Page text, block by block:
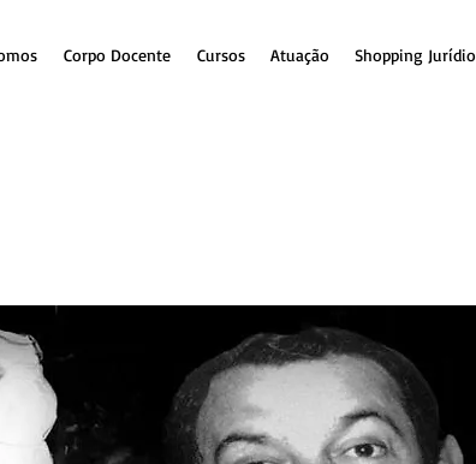
Corpo Docente Cursos Atuação Shopping Jurídio